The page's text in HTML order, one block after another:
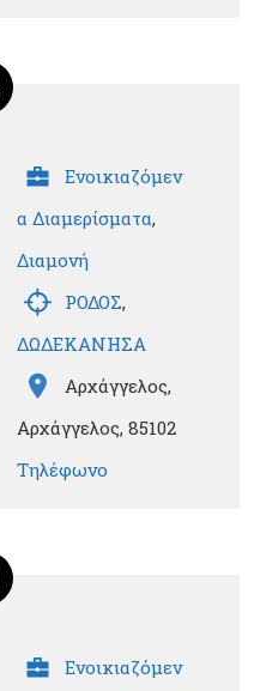
Ενοικιαζόμεν
α Διαμερίσματα,
Διαμονή
ΡΟΔΟΣ,
ΔΩΔΕΚΑΝΗΣΑ
Αρχάγγελος,
Αρχάγγελος, 85102
Τηλέφωνο
Ενοικιαζόμεν